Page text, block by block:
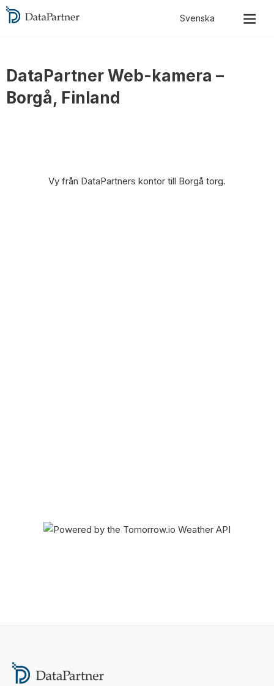
DataPartner Web-kamera –
Borgå, Finland
Vy från DataPartners kontor till Borgå torg.